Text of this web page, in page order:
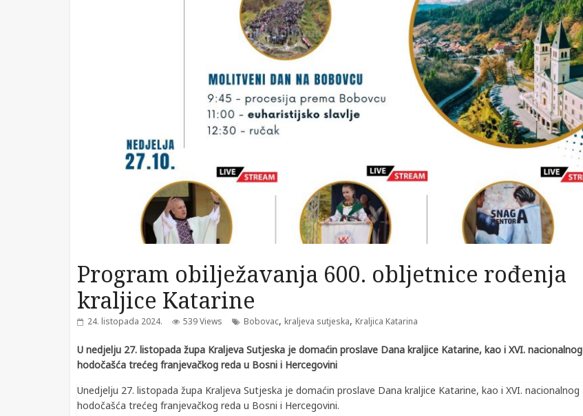
Program obilježavanja 600. obljetnice rođenja
kraljice Katarine
24. listopada 2024. 539 Views Bobovac, kraljeva sutjeska, Kraljica Katarina
U nedjelju 27. listopada župa Kraljeva Sutjeska je domaćin proslave Dana kraljice Katarine, kao i XVI. nacionalnog
hodočašća trećeg franjevačkog reda u Bosni i Hercegovini
Unedjelju 27. listopada župa Kraljeva Sutjeska je domaćin proslave Dana kraljice Katarine, kao i XVI. nacionalnog
hodočašća trećeg franjevačkog reda u Bosni i Hercegovini.